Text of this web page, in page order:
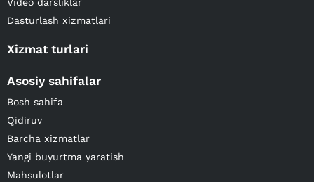
Dasturlash xizmatlari
Xizmat turlari
Asosiy sahifalar
Bosh sahifa
Qidiruv
Barcha xizmatlar
Yangi buyurtma yaratish
Mahsulotlar